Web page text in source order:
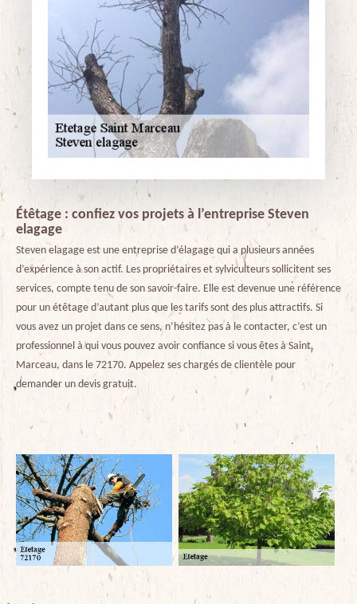
Étêtage : confiez vos projets à l’entreprise Steven
elagage
Steven elagage est une entreprise d’élagage qui a plusieurs années
d’expérience à son actif. Les propriétaires et sylviculteurs sollicitent ses
services, compte tenu de son savoir-faire. Elle est devenue une référence
pour un étêtage d’autant plus que les tarifs sont des plus attractifs. Si
vous avez un projet dans ce sens, n’hésitez pas à le contacter, c’est un
professionnel à qui vous pouvez avoir confiance si vous êtes à Saint
Marceau, dans le 72170. Appelez ses chargés de clientèle pour
demander un devis gratuit.